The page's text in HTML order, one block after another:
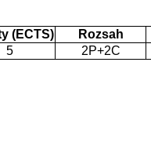
(ECTS) Rozsah
5 2P+2C